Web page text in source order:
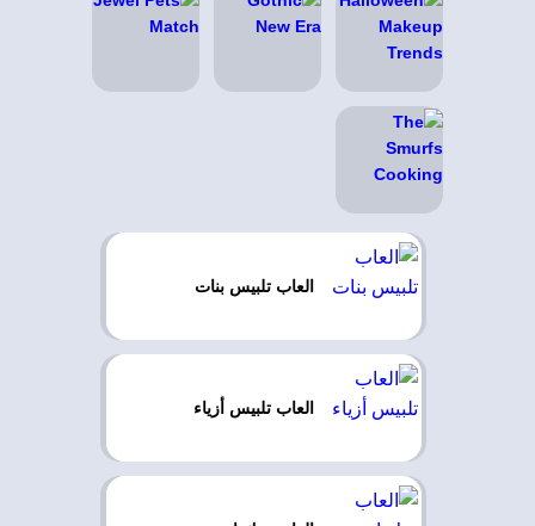
العاب تلبيس بنات
العاب تلبيس أزياء